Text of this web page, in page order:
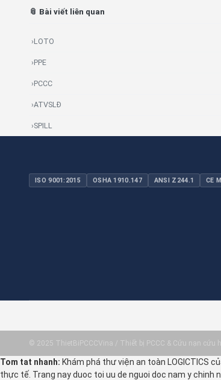
📎 Bài viết liên quan
›LOTO
›PPE
›PCCC
›ATVSLĐ
›SPILL
ISO 9001:2015 OSHA 1910.147 ANSI Z244.1 CE
© 2025 ThietBiPCCCVina / Thiết bị PCCC & Cứu nạn cứu
Tom tat nhanh: Khám phá thư viện an toàn LOGICTICS
thực tế. Trang nay duoc toi uu de nguoi doc nam y chinh